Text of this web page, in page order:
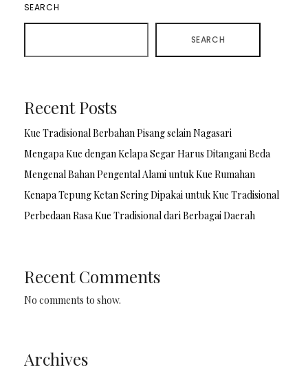
SEARCH
SEARCH
Recent Posts
Kue Tradisional Berbahan Pisang selain Nagasari
Mengapa Kue dengan Kelapa Segar Harus Ditangani Beda
Mengenal Bahan Pengental Alami untuk Kue Rumahan
Kenapa Tepung Ketan Sering Dipakai untuk Kue Tradisional
Perbedaan Rasa Kue Tradisional dari Berbagai Daerah
Recent Comments
No comments to show.
Archives